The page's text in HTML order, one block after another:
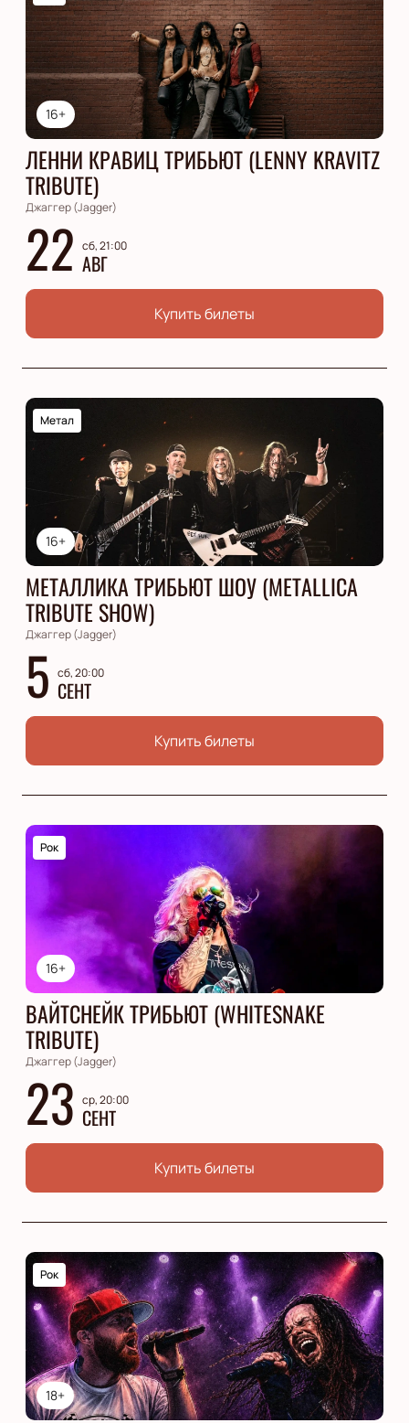
16+
ЛЕННИ КРАВИЦ ТРИБЬЮТ (LENNY KRAVITZ
TRIBUTE)
Джаггер (Jagger)
22 сб, 21:00
АВГ
Купить билеты
16+
Метал
МЕТАЛЛИКА ТРИБЬЮТ ШОУ (METALLICA
TRIBUTE SHOW)
Джаггер (Jagger)
5 сб, 20:00
СЕНТ
Купить билеты
16+
Рок
ВАЙТСНЕЙК ТРИБЬЮТ (WHITESNAKE
TRIBUTE)
Джаггер (Jagger)
23 ср, 20:00
СЕНТ
Купить билеты
18+
Рок